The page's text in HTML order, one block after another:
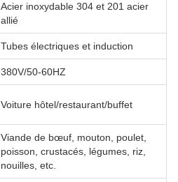
Acier inoxydable 304 et 201 acier
allié
Tubes électriques et induction
380V/50-60HZ
Voiture hôtel/restaurant/buffet
Viande de bœuf, mouton, poulet,
poisson, crustacés, légumes, riz,
nouilles, etc.